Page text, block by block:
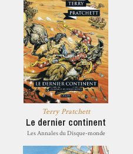
Terry Pratchett
Le dernier continent
Les Annales du Disque-monde